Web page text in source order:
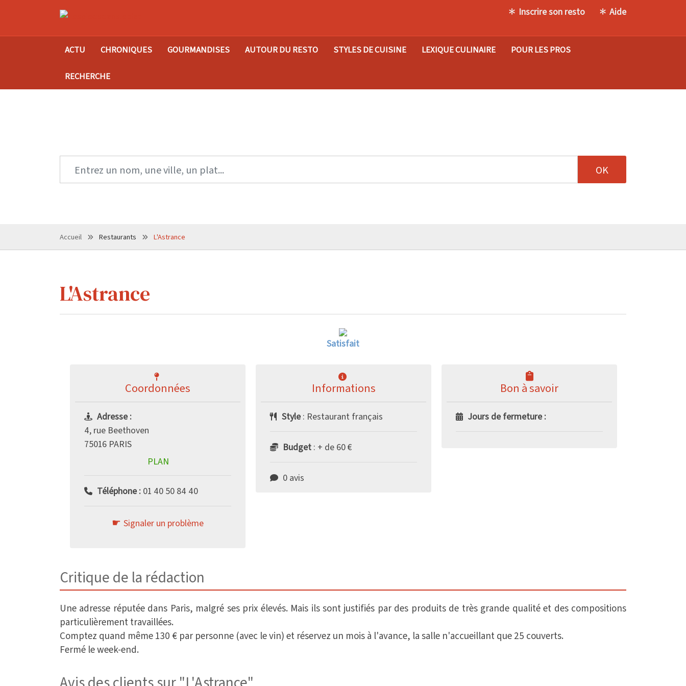
Inscrire son resto Aide
ACTU CHRONIQUES GOURMANDISES AUTOUR DU RESTO STYLES DE CUISINE LEXIQUE CULINAIRE POUR LES PROS
RECHERCHE
Accueil Restaurants L'Astrance
L'Astrance
Satisfait
Coordonnées
Adresse :
4, rue Beethoven
75016 PARIS
PLAN
Téléphone : 01 40 50 84 40
Signaler un problème
Informations
Style : Restaurant français
Budget : + de 60 €
0 avis
Bon à savoir
Jours de fermeture :
Critique de la rédaction
Une adresse réputée dans Paris, malgré ses prix élevés. Mais ils sont justifiés par des produits de très grande qualité et des compositions
particulièrement travaillées.
Comptez quand même 130 € par personne (avec le vin) et réservez un mois à l'avance, la salle n'accueillant que 25 couverts.
Fermé le week-end.
Avis des clients sur "L'Astrance"